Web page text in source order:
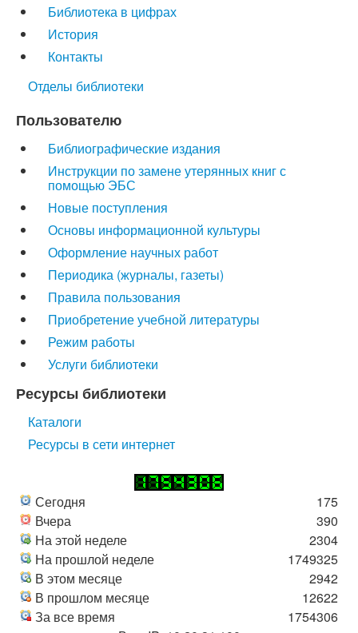
Библиотека в цифрах
История
Контакты
Отделы библиотеки
Пользователю
Библиографические издания
Инструкции по замене утерянных книг с
помощью ЭБС
Новые поступления
Основы информационной культуры
Оформление научных работ
Периодика (журналы, газеты)
Правила пользования
Приобретение учебной литературы
Режим работы
Услуги библиотеки
Ресурсы библиотеки
Каталоги
Ресурсы в сети интернет
Сегодня
Вчера
На этой неделе
На прошлой неделе
В этом месяце
В прошлом месяце
За все время
175
390
2304
1749325
2942
12622
1754306